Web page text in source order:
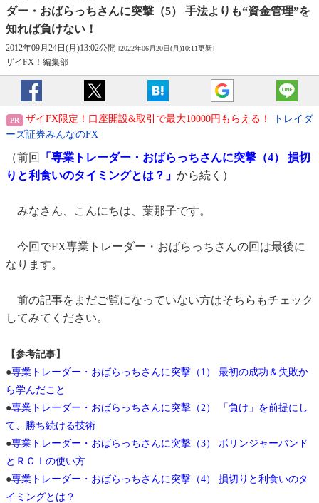
ダー・おばらっちさんに突撃（5） 手法よりも“資金管理”を
知れば負けない！
2012年09月24日(月)13:02公開 [2022年06月20日(月)10:11更新]
ザイFX！編集部
ザイFX限定！口座開設&取引で最大10000円もらえる！
トレイダ
ーズ証券みんなのFX
（前回
「専業トレーダー・おばらっちさんに突撃（4） 損切
りと利食いのタイミングとは？」 から続く）
みなさん、こんにちは、葉那子です。
今回でFX専業トレーダー・おばらっちさんの回は最後に
なります。
前の記事をまだご覧になっていない方はそちらもチェック
してみてください。
【参考記事】
●専業トレーダー・おばらっちさんに突撃（1） 最初の成功＆失敗か
ら学んだこと
●専業トレーダー・おばらっちさんに突撃（2） 「負け」を前提にし
て、勝ち続ける技術
●専業トレーダー・おばらっちさんに突撃（3） ボリンジャーバンド
とＲＣＩの使い方
●専業トレーダー・おばらっちさんに突撃（4） 損切りと利食いのタ
イミングとは？